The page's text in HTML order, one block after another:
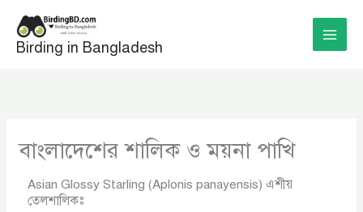
content
Birding in Bangladesh
বাংলাদেশের শালিক ও ময়না পাখি
Asian Glossy Starling (Aplonis panayensis) এশীয়
তেলশালিকঃ